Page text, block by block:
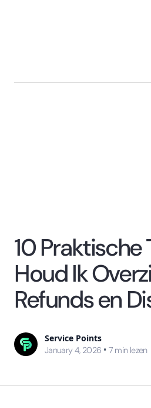
10 Praktische
Houd Ik
Refunds en
Service Points
January 4, 2026 • 7 min lezen